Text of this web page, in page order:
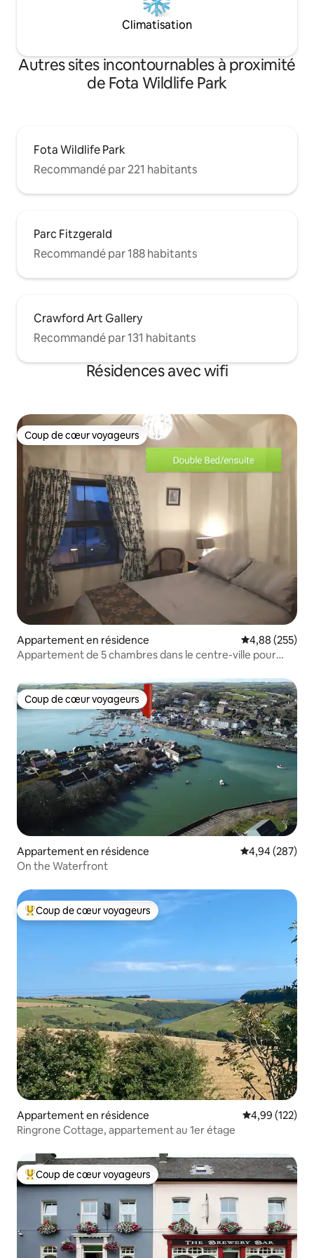
Climatisation
Autres sites incontournables à proximité
de Fota Wildlife Park
Fota Wildlife Park
Recommandé par 221 habitants
Parc Fitzgerald
Recommandé par 188 habitants
Crawford Art Gallery
Recommandé par 131 habitants
Résidences avec wifi
Coup de cœur voyageurs
Coup de cœur voyageurs
Appartement en résidence Évaluation
4,88 (255)
Appartement de 5 chambres dans le centre-ville pour
Coup de cœur voyageurs
Coup de cœur voyageurs
Appartement en résidence Évaluation
4,94 (287)
On the Waterfront
Coups de cœur voyageurs les plus appréciés
Coup de cœur voyageurs
Appartement en résidence Évaluation
4,99 (122)
Ringrone Cottage, appartement au 1er étage
Coups de cœur voyageurs les plus appréciés
Coup de cœur voyageurs